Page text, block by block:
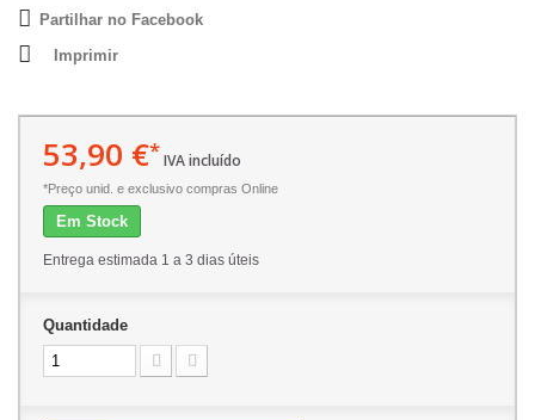
Partilhar no Facebook
Imprimir
53,90 €*IVA incluído
*Preço unid. e exclusivo compras Online
Em Stock
Entrega estimada 1 a 3 dias úteis
Quantidade